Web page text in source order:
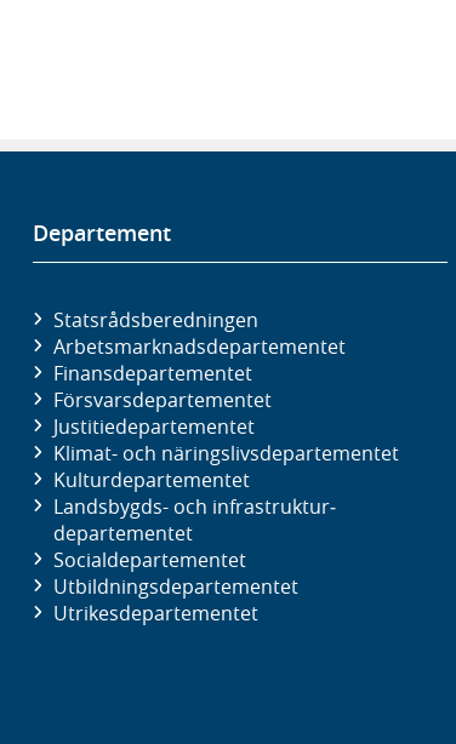
Departement
Statsrådsberedningen
Arbetsmarknads­departementet
Finans­departementet
Försvars­departementet
Justitie­departementet
Klimat- och näringslivs­departementet
Kultur­departementet
Landsbygds- och infrastruktur­
departementet
Social­departementet
Utbildnings­departementet
Utrikes­departementet